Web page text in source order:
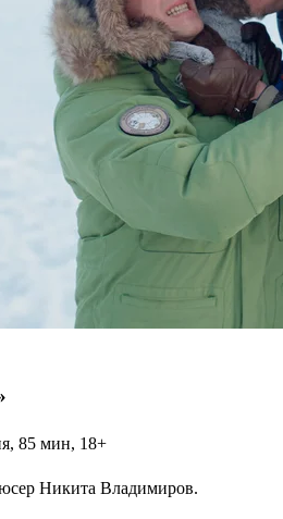
85 мин, 18+
Никита Владимиров.